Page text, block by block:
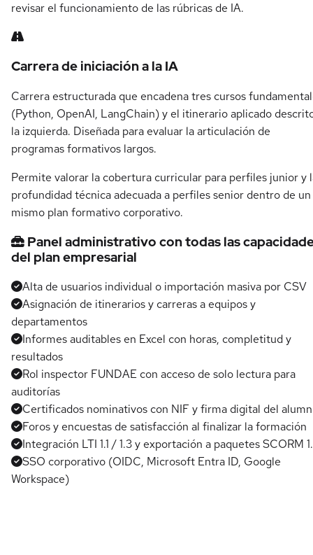
revisar el funcionamiento de las rúbricas de IA.
Carrera de iniciación a la IA
Carrera estructurada que encadena tres cursos
(Python, OpenAI, LangChain) y el itinerario aplicado
la izquierda. Diseñada para evaluar la articulación de
programas formativos largos.
Permite valorar la cobertura curricular para perfiles junior y
profundidad técnica adecuada a perfiles senior dentro de un
mismo plan formativo corporativo.
Panel administrativo con todas las
del plan empresarial
Alta de usuarios individual o importación masiva por CSV
Asignación de itinerarios y carreras a equipos y
departamentos
Informes auditables en Excel con horas, completitud y
resultados
Rol inspector FUNDAE con acceso de solo lectura para
auditorías
Certificados nominativos con NIF y firma digital del
Foros y encuestas de satisfacción al finalizar la formación
Integración LTI 1.1 / 1.3 y exportación a paquetes SCORM
SSO corporativo (OIDC, Microsoft Entra ID, Google
Workspace)